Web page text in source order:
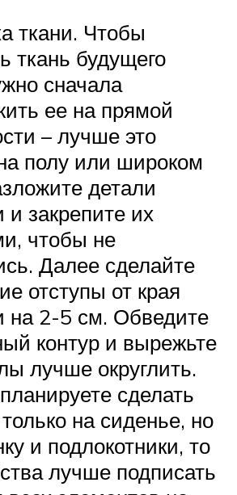
ткани. Чтобы
ткань будущего
сначала
ее на прямой
– лучше это
полу или широком
детали
и закрепите их
чтобы не
Далее сделайте
отступы от края
на 2-5 см. Обведите
контур и вырежьте
лучше округлить.
сделать
на сиденье, но
и подлокотники, то
лучше подписать